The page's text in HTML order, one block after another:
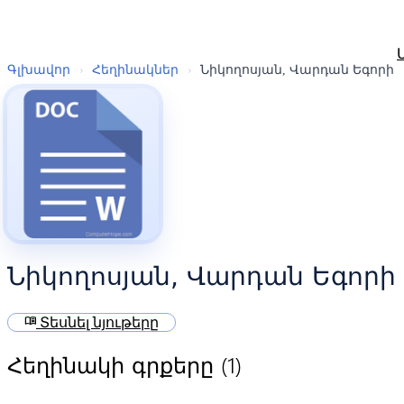
Գլխավոր › Հեղինակներ › Նիկողոսյան, Վարդան Եգորի
Նիկողոսյան, Վարդան Եգորի
menu_book Տեսնել նյութերը
Հեղինակի գրքերը (1)